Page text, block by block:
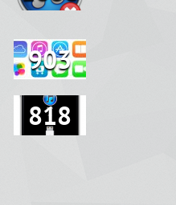
903
818